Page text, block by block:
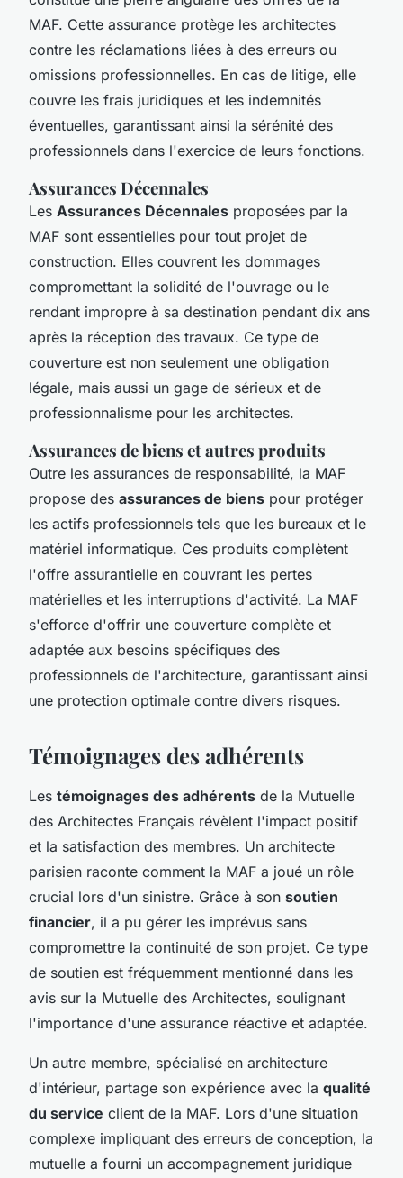
MAF. Cette assurance protège les architectes
contre les réclamations liées à des erreurs ou
omissions professionnelles. En cas de litige, elle
couvre les frais juridiques et les indemnités
éventuelles, garantissant ainsi la sérénité des
professionnels dans l'exercice de leurs fonctions.
Assurances Décennales
Les Assurances Décennales proposées par la
MAF sont essentielles pour tout projet de
construction. Elles couvrent les dommages
compromettant la solidité de l'ouvrage ou le
rendant impropre à sa destination pendant dix ans
après la réception des travaux. Ce type de
couverture est non seulement une obligation
légale, mais aussi un gage de sérieux et de
professionnalisme pour les architectes.
Assurances de biens et autres produits
Outre les assurances de responsabilité, la MAF
propose des assurances de biens pour protéger
les actifs professionnels tels que les bureaux et le
matériel informatique. Ces produits complètent
l'offre assurantielle en couvrant les pertes
matérielles et les interruptions d'activité. La MAF
s'efforce d'offrir une couverture complète et
adaptée aux besoins spécifiques des
professionnels de l'architecture, garantissant ainsi
une protection optimale contre divers risques.
Témoignages des adhérents
Les témoignages des adhérents de la Mutuelle
des Architectes Français révèlent l'impact positif
et la satisfaction des membres. Un architecte
parisien raconte comment la MAF a joué un rôle
crucial lors d'un sinistre. Grâce à son soutien
financier, il a pu gérer les imprévus sans
compromettre la continuité de son projet. Ce type
de soutien est fréquemment mentionné dans les
avis sur la Mutuelle des Architectes, soulignant
l'importance d'une assurance réactive et adaptée.
Un autre membre, spécialisé en architecture
d'intérieur, partage son expérience avec la qualité
du service client de la MAF. Lors d'une situation
complexe impliquant des erreurs de conception, la
mutuelle a fourni un accompagnement juridique